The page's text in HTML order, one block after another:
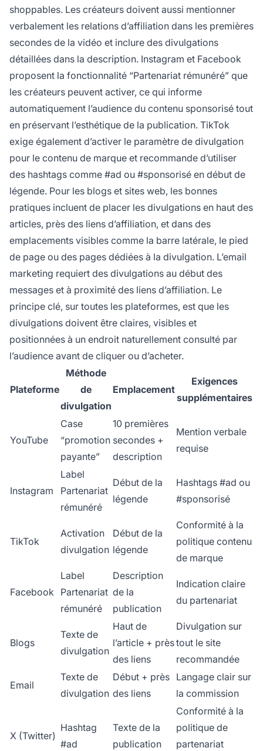
shoppables. Les créateurs doivent aussi mentionner
verbalement les relations d’affiliation dans les premières
secondes de la vidéo et inclure des divulgations
détaillées dans la description. Instagram et Facebook
proposent la fonctionnalité “Partenariat rémunéré” que
les créateurs peuvent activer, ce qui informe
automatiquement l’audience du contenu sponsorisé tout
en préservant l’esthétique de la publication. TikTok
exige également d’activer le paramètre de divulgation
pour le contenu de marque et recommande d’utiliser
des hashtags comme #ad ou #sponsorisé en début de
légende. Pour les blogs et sites web, les bonnes
pratiques incluent de placer les divulgations en haut des
articles, près des liens d’affiliation, et dans des
emplacements visibles comme la barre latérale, le pied
de page ou des pages dédiées à la divulgation. L’email
marketing requiert des divulgations au début des
messages et à proximité des liens d’affiliation. Le
principe clé, sur toutes les plateformes, est que les
divulgations doivent être claires, visibles et
positionnées à un endroit naturellement consulté par
l’audience avant de cliquer ou d’acheter.
Plateforme
Méthode
de
divulgation
Emplacement
Exigences
supplémentaires
YouTube
Case
“promotion
payante”
10 premières
secondes +
description
Mention verbale
requise
Instagram
Label
Partenariat
rémunéré
Début de la
légende
Hashtags #ad ou
#sponsorisé
TikTok
Activation
divulgation
Début de la
légende
Conformité à la
politique contenu
de marque
Facebook
Label
Partenariat
rémunéré
Description
de la
publication
Indication claire
du partenariat
Blogs
Texte de
divulgation
Haut de
l’article + près
des liens
Divulgation sur
tout le site
recommandée
Email
Texte de
divulgation
Début + près
des liens
Langage clair sur
la commission
X (Twitter)
Hashtag
#ad
Texte de la
publication
Conformité à la
politique de
partenariat